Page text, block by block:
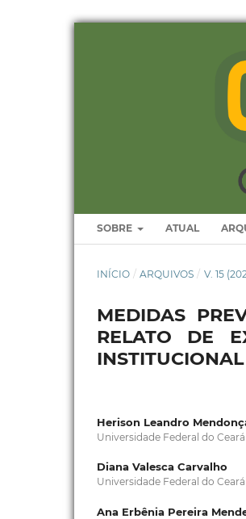
SOBRE ATUAL
INÍCIO / ARQUIVOS / V. 15
MEDIDAS
RELATO DE
Herison Leandro
Universidade Federal do Ceará
Diana Valesca Carvalho
Universidade Federal do Ceará
Ana Erbênia Pereira